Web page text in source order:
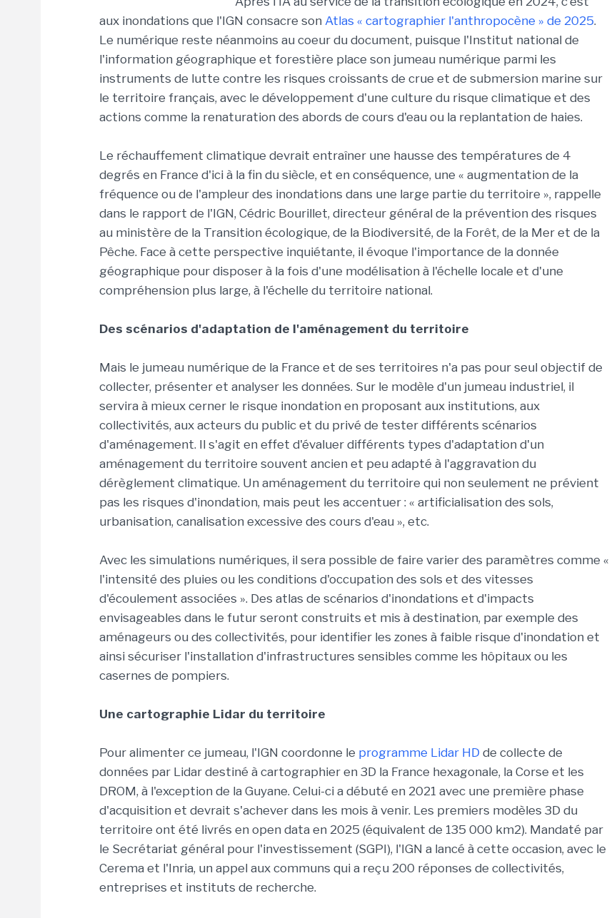
aux inondations que l'IGN consacre son Atlas « cartographier l'anthropocène » de 2025.
Le numérique reste néanmoins au coeur du document, puisque l'Institut national de
l'information géographique et forestière place son jumeau numérique parmi les
instruments de lutte contre les risques croissants de crue et de submersion marine sur
le territoire français, avec le développement d'une culture du risque climatique et des
actions comme la renaturation des abords de cours d'eau ou la replantation de haies.
Le réchauffement climatique devrait entraîner une hausse des températures de 4
degrés en France d'ici à la fin du siècle, et en conséquence, une « augmentation de la
fréquence ou de l'ampleur des inondations dans une large partie du territoire », rappelle
dans le rapport de l'IGN, Cédric Bourillet, directeur général de la prévention des risques
au ministère de la Transition écologique, de la Biodiversité, de la Forêt, de la Mer et de la
Pêche. Face à cette perspective inquiétante, il évoque l'importance de la donnée
géographique pour disposer à la fois d'une modélisation à l'échelle locale et d'une
compréhension plus large, à l'échelle du territoire national.
Des scénarios d'adaptation de l'aménagement du territoire
Mais le jumeau numérique de la France et de ses territoires n'a pas pour seul objectif de
collecter, présenter et analyser les données. Sur le modèle d'un jumeau industriel, il
servira à mieux cerner le risque inondation en proposant aux institutions, aux
collectivités, aux acteurs du public et du privé de tester différents scénarios
d'aménagement. Il s'agit en effet d'évaluer différents types d'adaptation d'un
aménagement du territoire souvent ancien et peu adapté à l'aggravation du
dérèglement climatique. Un aménagement du territoire qui non seulement ne prévient
pas les risques d'inondation, mais peut les accentuer : « artificialisation des sols,
urbanisation, canalisation excessive des cours d'eau », etc.
Avec les simulations numériques, il sera possible de faire varier des paramètres comme «
l'intensité des pluies ou les conditions d'occupation des sols et des vitesses
d'écoulement associées ». Des atlas de scénarios d'inondations et d'impacts
envisageables dans le futur seront construits et mis à destination, par exemple des
aménageurs ou des collectivités, pour identifier les zones à faible risque d'inondation et
ainsi sécuriser l'installation d'infrastructures sensibles comme les hôpitaux ou les
casernes de pompiers.
Une cartographie Lidar du territoire
Pour alimenter ce jumeau, l'IGN coordonne le programme Lidar HD de collecte de
données par Lidar destiné à cartographier en 3D la France hexagonale, la Corse et les
DROM, à l'exception de la Guyane. Celui-ci a débuté en 2021 avec une première phase
d'acquisition et devrait s'achever dans les mois à venir. Les premiers modèles 3D du
territoire ont été livrés en open data en 2025 (équivalent de 135 000 km2). Mandaté par
le Secrétariat général pour l'investissement (SGPI), l'IGN a lancé à cette occasion, avec le
Cerema et l'Inria, un appel aux communs qui a reçu 200 réponses de collectivités,
entreprises et instituts de recherche.